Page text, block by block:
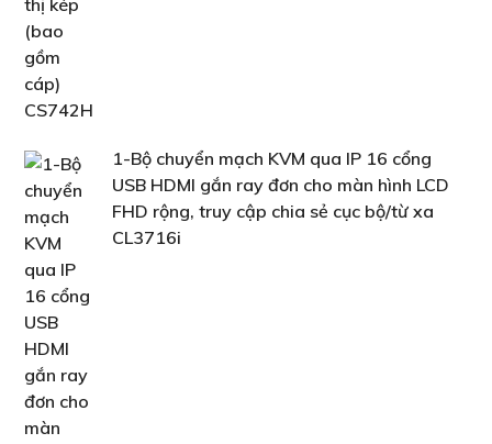
1-Bộ chuyển mạch KVM qua IP 16 cổng
USB HDMI gắn ray đơn cho màn hình LCD
FHD rộng, truy cập chia sẻ cục bộ/từ xa
CL3716i